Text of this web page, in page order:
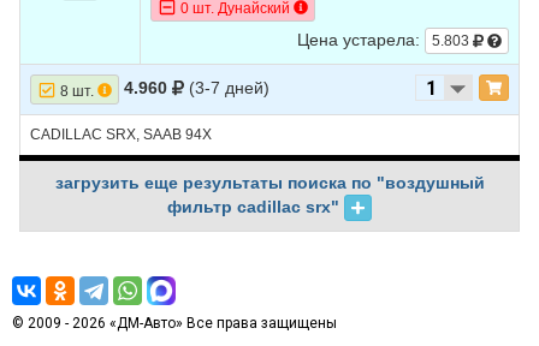
0 шт. Дунайский
Цена устарела: 5.803
8 шт. 4.960 (3-7 дней)
CADILLAC SRX, SAAB 94X
загрузить еще результаты поиска по "воздушный
фильтр cadillac srx"
© 2009 - 2026 «ДМ-Авто» Все права защищены